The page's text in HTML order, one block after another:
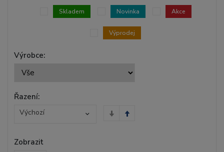
Výrobce:
Skladem Novinka Akce
Výprodej
Řazení:
Výchozí
Zobrazit